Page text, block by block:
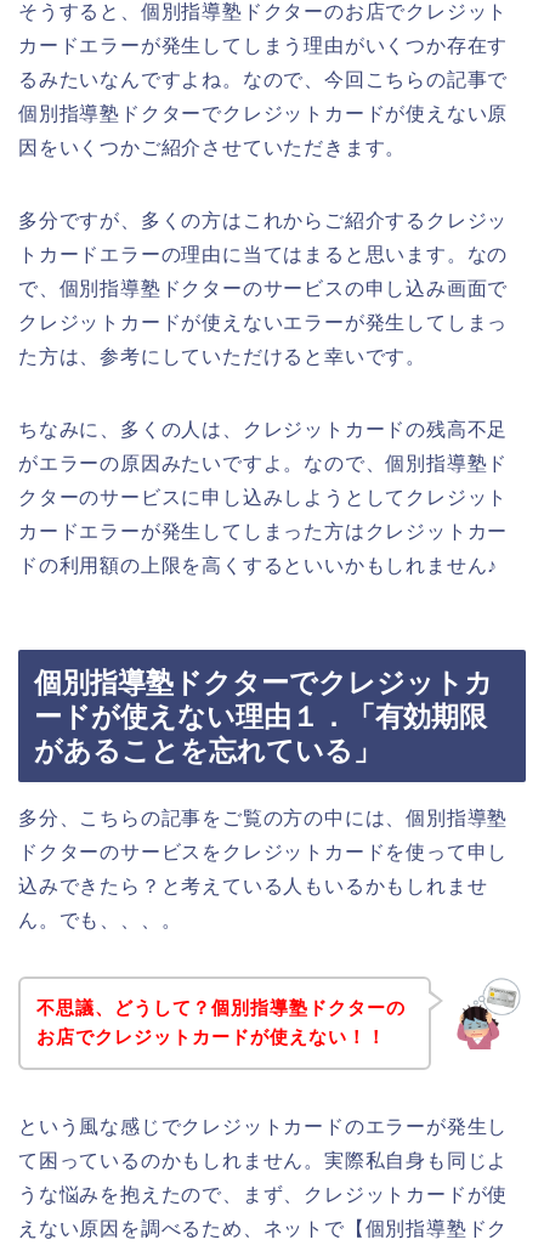
そうすると、個別指導塾ドクターのお店でクレジット
カードエラーが発生してしまう理由がいくつか存在す
るみたいなんですよね。なので、今回こちらの記事で
個別指導塾ドクターでクレジットカードが使えない原
因をいくつかご紹介させていただきます。
多分ですが、多くの方はこれからご紹介するクレジッ
トカードエラーの理由に当てはまると思います。なの
で、個別指導塾ドクターのサービスの申し込み画面で
クレジットカードが使えないエラーが発生してしまっ
た方は、参考にしていただけると幸いです。
ちなみに、多くの人は、クレジットカードの残高不足
がエラーの原因みたいですよ。なので、個別指導塾ド
クターのサービスに申し込みしようとしてクレジット
カードエラーが発生してしまった方はクレジットカー
ドの利用額の上限を高くするといいかもしれません♪
個別指導塾ドクターでクレジットカ
ードが使えない理由１．「有効期限
があることを忘れている」
多分、こちらの記事をご覧の方の中には、個別指導塾
ドクターのサービスをクレジットカードを使って申し
込みできたら？と考えている人もいるかもしれませ
ん。でも、、、。
不思議、どうして？個別指導塾ドクターの
お店でクレジットカードが使えない！！
という風な感じでクレジットカードのエラーが発生し
て困っているのかもしれません。実際私自身も同じよ
うな悩みを抱えたので、まず、クレジットカードが使
えない原因を調べるため、ネットで【個別指導塾ドク